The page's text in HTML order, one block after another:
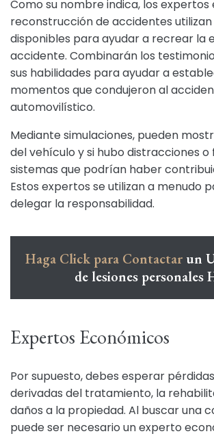
Como su nombre indica, los expertos
reconstrucción de accidentes utilizan
disponibles para ayudar a recrear la
accidente. Combinarán los
sus habilidades para ayudar a
momentos que condujeron al
automovilístico.
Mediante simulaciones, pueden
del vehículo y si hubo distracciones o
sistemas que podrían haber
Estos expertos se utilizan a menudo
delegar la responsabilidad.
Haga Click para Contactar un
de lesiones personales
Expertos Económicos
Por supuesto, debes esperar
derivadas del tratamiento, la
daños a la propiedad. Al buscar una
puede ser necesario un experto